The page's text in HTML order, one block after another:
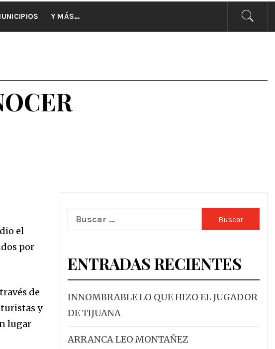
Y MÁS…
el
por
de
y
lugar
Buscar:
ENTRADAS RECIENTES
INNOMBRABLE LO QUE HIZO EL JUGADOR
DE TIJUANA
ARRANCA LEO MONTAÑEZ